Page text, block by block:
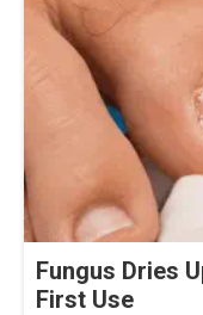
Fungus Dries
First Use